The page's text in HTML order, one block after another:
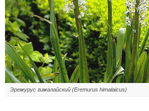
Эремурус гималайский (Eremurus himalaicus)